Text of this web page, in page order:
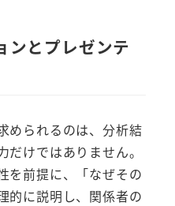
ンとプレゼンテ
められるのは、分析結
けではありません。
を前提に、「なぜその
的に説明し、関係者の